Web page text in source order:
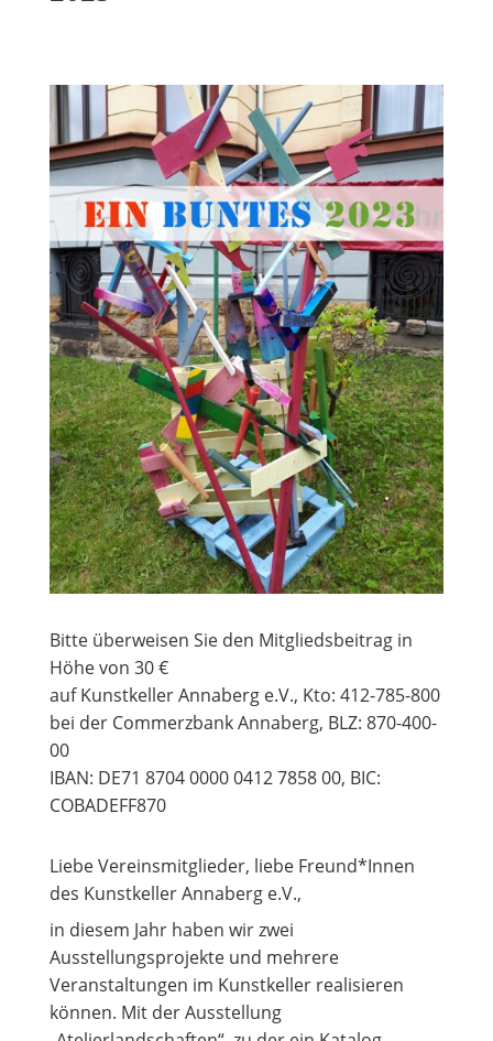
Bitte überweisen Sie den Mitgliedsbeitrag in
Höhe von 30 €
auf Kunstkeller Annaberg e.V., Kto: 412-785-800
bei der Commerzbank Annaberg, BLZ: 870-400-
00
IBAN: DE71 8704 0000 0412 7858 00, BIC:
COBADEFF870
Liebe Vereinsmitglieder, liebe Freund*Innen
des Kunstkeller Annaberg e.V.,
in diesem Jahr haben wir zwei
Ausstellungsprojekte und mehrere
Veranstaltungen im Kunstkeller realisieren
können. Mit der Ausstellung